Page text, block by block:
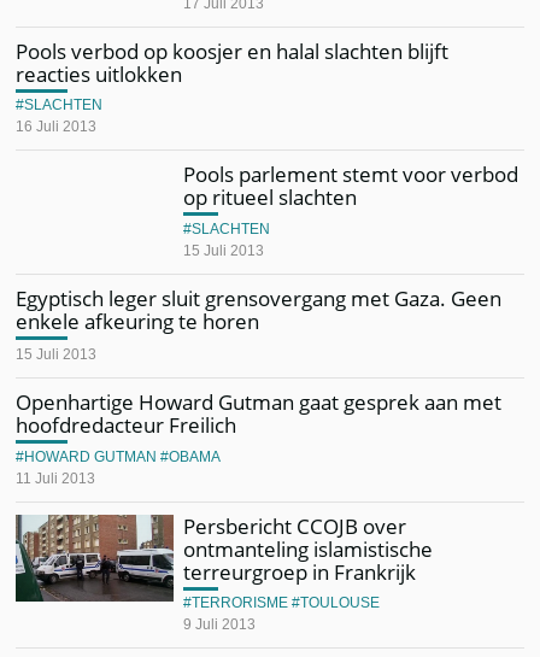
17 Juli 2013
Pools verbod op koosjer en halal slachten blijft
reacties uitlokken
16 Juli 2013
SLACHTEN
Pools parlement stemt voor verbod
op ritueel slachten
15 Juli 2013
SLACHTEN
Egyptisch leger sluit grensovergang met Gaza. Geen
enkele afkeuring te horen
15 Juli 2013
Openhartige Howard Gutman gaat gesprek aan met
hoofdredacteur Freilich
11 Juli 2013
HOWARD GUTMAN OBAMA
Persbericht CCOJB over
ontmanteling islamistische
terreurgroep in Frankrijk
9 Juli 2013
TERRORISME TOULOUSE